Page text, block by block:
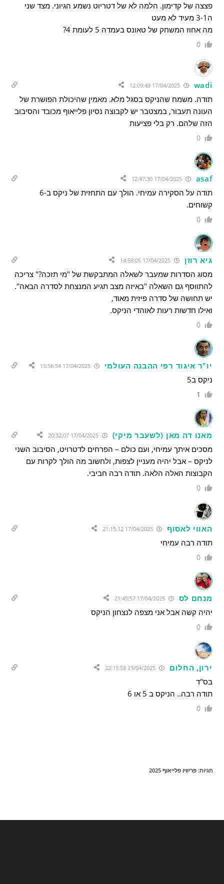
פצצה של קדימון. הלמה לא של דטריוט נשמע הגיוני. מצד שני
ה3-1 מעיד לא מעט
מה אחוז המשחק של טאונס בעמדה 5 לעומת 4?
0
wadi
17/04/2025 12:09:49
תודה. משמח שהניקס בסגל מלא. מאמין שהיכולת הפושרת של
העונה תעבור, במצטבר יש לקבוצה נסיון פלייאוף מכובד והסיבוב
הזה שלהם. רק בלי פציעות
0
asaf
17/04/2025 12:47:30
תודה על הסקירה עמיחי. הולך עם התחזית של ניקס ב-6
קשוחים.
0
גיא רוזן 17/04/2025 14:59:05
מסוג הסדרות שמעבר לשאלה המתבקשת של "מי תזכה?" צריכה
להתווסף גם השאלה "באיזה מצב תגיע המנצחת לסדרה הבאה".
יש תחושה של סדרה פיזית מאוד,
ואילו חדשות רעות לאוהדי הניקס.
0
יו"ר איגוד רפי ההבנה העולמי 17/04/2025 15:56:54
ניקס ב5
1
מאנו דה מאן (לשעבר מיקי) 17/04/2025 20:32:07
מסכים איתך עמיחי, ועם כולם – הפרחים לדטרויט, הסיבוב השני
לניקס – אבל יהיה מעניין לצפות, ולחשוב מה הולך לקרות עם
הקבוצות האלה הלאה. תודה רבה חביבי.
0
האווי לאסוף 17/04/2025 21:15:12
תודה רבה עמיחי
0
מנחם לס 17/04/2025 21:45:57
יהיה קשה אבל אני מצפה לנצחון הניקס
0
ירון, החלום 23/04/2025 22:15:58
בס"ד
תודה רבה.. הניקס ב 5 או 6
0
תגיות:פריוויו פלייאוף 2025